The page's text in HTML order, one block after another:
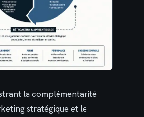
la complémentarité
stratégique et le